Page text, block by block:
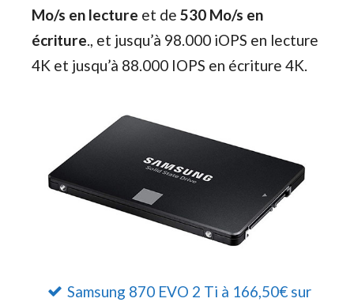
Mo/s en lecture et de 530 Mo/s en
écriture., et jusqu’à 98.000 iOPS en lecture
4K et jusqu’à 88.000 IOPS en écriture 4K.
Samsung 870 EVO 2 Ti à 166,50€ sur